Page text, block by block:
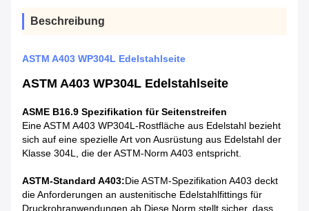
Beschreibung
ASTM A403 WP304L Edelstahlseite
ASTM A403 WP304L Edelstahlseite
ASME B16.9 Spezifikation für Seitenstreifen
Eine ASTM A403 WP304L-Rostfläche aus Edelstahl bezieht
sich auf eine spezielle Art von Ausrüstung aus Edelstahl der
Klasse 304L, die der ASTM-Norm A403 entspricht.
ASTM-Standard A403:Die ASTM-Spezifikation A403 deckt
die Anforderungen an austenitische Edelstahlfittings für
Druckrohranwendungen ab.Diese Norm stellt sicher, dass